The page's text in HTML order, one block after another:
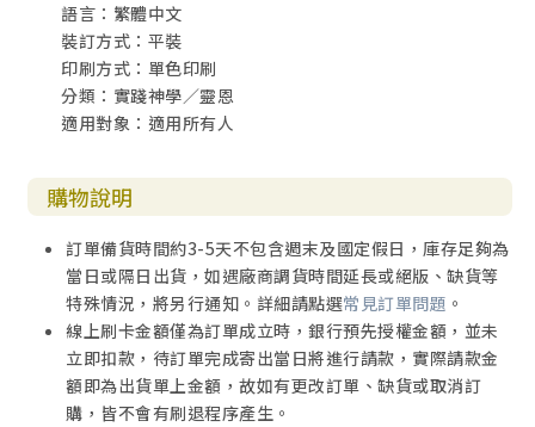
語言：繁體中文
裝訂方式：平裝
印刷方式：單色印刷
分類：實踐神學／靈恩
適用對象：適用所有人
購物說明
訂單備貨時間約3-5天不包含週末及國定假日，庫存足夠為
當日或隔日出貨，如遇廠商調貨時間延長或絕版、缺貨等
特殊情況，將另行通知。詳細請點選常見訂單問題 。
線上刷卡金額僅為訂單成立時，銀行預先授權金額，並未
立即扣款，待訂單完成寄出當日將進行請款，實際請款金
額即為出貨單上金額，故如有更改訂單、缺貨或取消訂
購，皆不會有刷退程序產生。